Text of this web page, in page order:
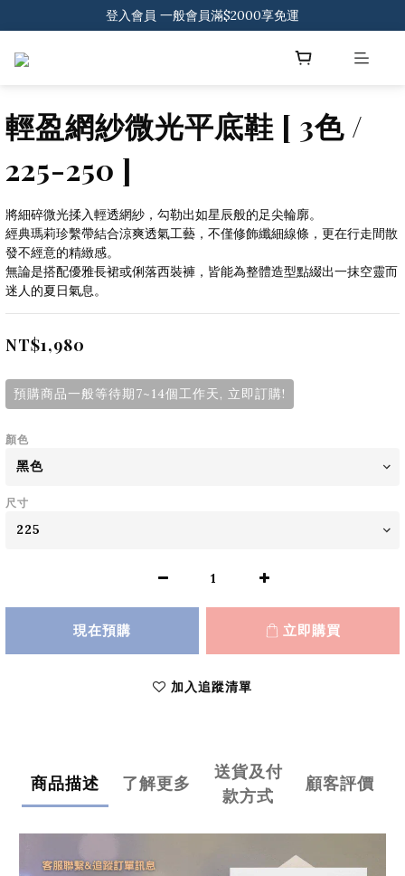
登入會員 一般會員滿$2000享免運
登入會員 一般會員滿$2000享免運
輕盈網紗微光平底鞋 [ 3色 /
225-250 ]
將細碎微光揉入輕透網紗，勾勒出如星辰般的足尖輪廓。
經典瑪莉珍繫帶結合涼爽透氣工藝，不僅修飾纖細線條，更在行走間散
發不經意的精緻感。
無論是搭配優雅長裙或俐落西裝褲，皆能為整體造型點綴出一抹空靈而
迷人的夏日氣息。
NT$1,980
預購商品一般等待期7~14個工作天, 立即訂購!
顏色
尺寸
現在預購 立即購買
加入追蹤清單
商品描述 了解更多
送貨及付
款方式
顧客評價